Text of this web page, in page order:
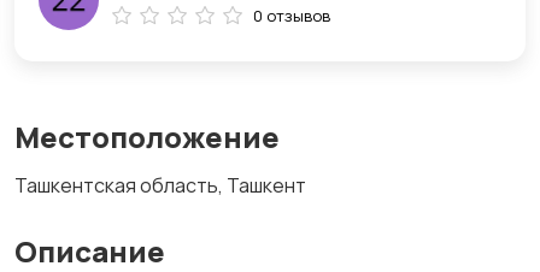
Местоположение
Ташкентская область, Ташкент
Описание
0 отзывов